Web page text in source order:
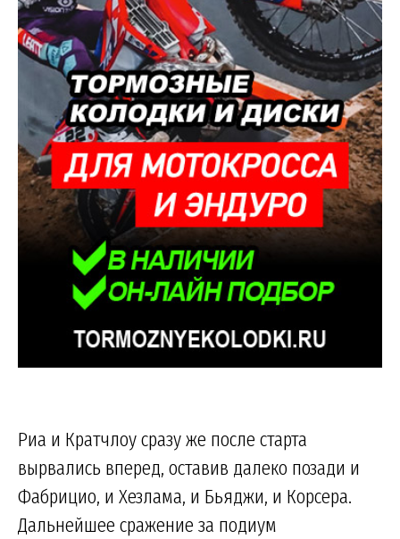
Риа и Кратчлоу сразу же после старта
вырвались вперед, оставив далеко позади и
Фабрицио, и Хезлама, и Бьяджи, и Корсера.
Дальнейшее сражение за подиум